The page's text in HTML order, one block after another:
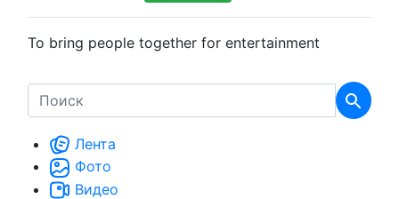
To bring people together for entertainment
Лента
Фото
Видео